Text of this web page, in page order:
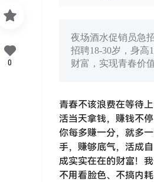
夜场酒水促销员急
招聘18-30岁，身高
财富，实现青春价值
青春不该浪费在等待
活当天拿钱，赚钱不
你每多赚一分，就多
手，赚够底气，活成
成实实在在的财富！
不用看脸色、不搞内
0